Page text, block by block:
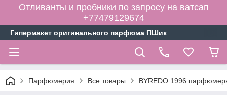
Отливанты и пробники по запросу на ватсап
+77479129674
Гипермакет оригинального парфюма ПШик
Парфюмерия Все товары BYREDO 1996